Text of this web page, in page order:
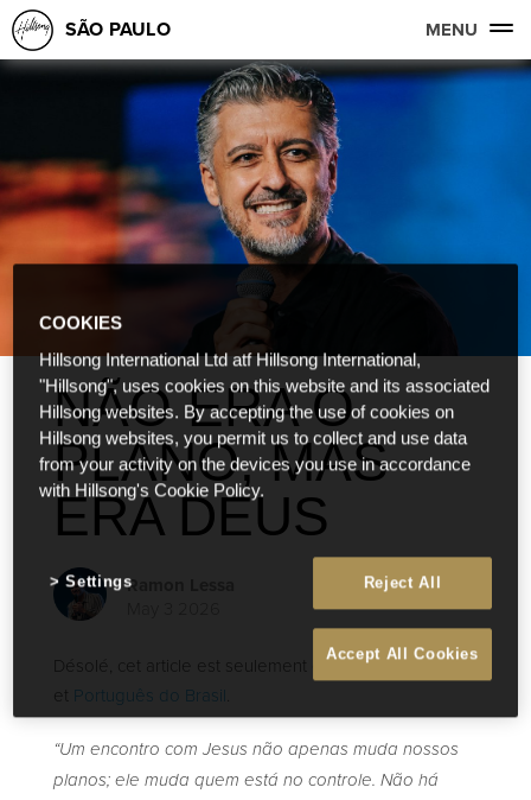
SÃO PAULO MENU
NÃO ERA O
PLANO, MAS
ERA DEUS
Ramon Lessa
Désolé, cet article est seulement disponible enEnglish
et Português do Brasil.
“Um encontro com Jesus não apenas muda nossos
planos; ele muda quem está no controle. Não há
COOKIES
Hillsong International Ltd atf Hillsong International,
"Hillsong", uses cookies on this website and its associated
Hillsong websites. By accepting the use of cookies on
Hillsong websites, you permit us to collect and use data
from your activity on the devices you use in accordance
with Hillsong's Cookie Policy.
Reject All
Accept All Cookies
Settings